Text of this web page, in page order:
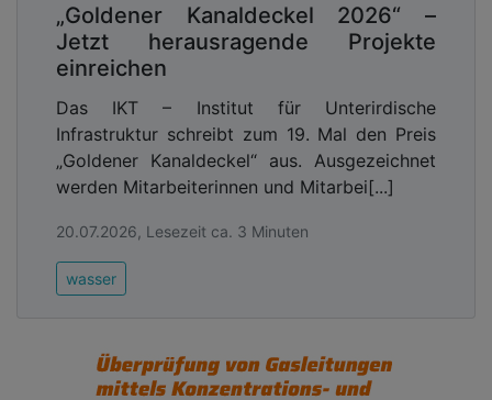
Advertising
Abonnieren Sie unseren Newsletter mit
Link zur kostenlosen PDF Ausgabe der
Kommunalwirtschaft!
„Goldener Kanaldeckel 2026“ –
Jetzt herausragende Projekte
einreichen
Das IKT – Institut für Unterirdische
Infrastruktur schreibt zum 19. Mal den Preis
„Goldener Kanaldeckel“ aus. Ausgezeichnet
werden Mitarbeiterinnen und Mitarbei[...]
20.07.2026, Lesezeit ca. 3 Minuten
wasser